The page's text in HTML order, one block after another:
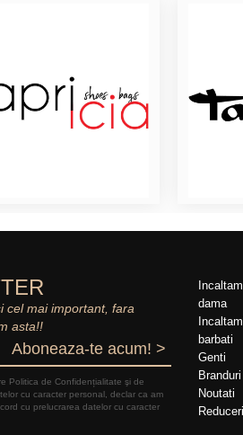
cel mai important, fara
asta!!
Aboneaza-te acum! >
Politica de Confidențialitate şi de
cu caracter personal, declar ca am
cu prelucrarea datelor cu caracter
dama
barbati
Genti
Branduri
Noutati
Reduceri